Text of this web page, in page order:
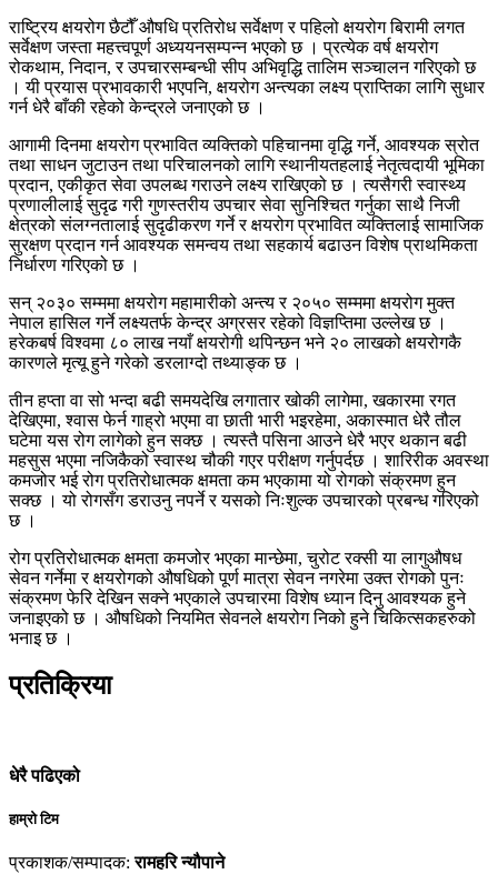
राष्ट्रिय क्षयरोग छैटौँ औषधि प्रतिरोध सर्वेक्षण र पहिलो क्षयरोग बिरामी लगत
सर्वेक्षण जस्ता महत्त्वपूर्ण अध्ययनसम्पन्न भएको छ । प्रत्येक वर्ष क्षयरोग
रोकथाम, निदान, र उपचारसम्बन्धी सीप अभिवृद्धि तालिम सञ्चालन गरिएको छ
। यी प्रयास प्रभावकारी भएपनि, क्षयरोग अन्त्यका लक्ष्य प्राप्तिका लागि सुधार
गर्न धेरै बाँकी रहेको केन्द्रले जनाएको छ ।
आगामी दिनमा क्षयरोग प्रभावित व्यक्तिको पहिचानमा वृद्धि गर्ने, आवश्यक स्रोत
तथा साधन जुटाउन तथा परिचालनको लागि स्थानीयतहलाई नेतृत्वदायी भूमिका
प्रदान, एकीकृत सेवा उपलब्ध गराउने लक्ष्य राखिएको छ । त्यसैगरी स्वास्थ्य
प्रणालीलाई सुदृढ गरी गुणस्तरीय उपचार सेवा सुनिश्चित गर्नुका साथै निजी
क्षेत्रको संलग्नतालाई सुदृढीकरण गर्ने र क्षयरोग प्रभावित व्यक्तिलाई सामाजिक
सुरक्षण प्रदान गर्न आवश्यक समन्वय तथा सहकार्य बढाउन विशेष प्राथमिकता
निर्धारण गरिएको छ ।
सन् २०३० सम्ममा क्षयरोग महामारीको अन्त्य र २०५० सम्ममा क्षयरोग मुक्त
नेपाल हासिल गर्ने लक्ष्यतर्फ केन्द्र अग्रसर रहेको विज्ञप्तिमा उल्लेख छ ।
हरेकबर्ष विश्वमा ८० लाख नयाँ क्षयरोगी थपिन्छन भने २० लाखको क्षयरोगकै
कारणले मृत्यू हुने गरेको डरलाग्दो तथ्याङ्क छ ।
तीन हप्ता वा सो भन्दा बढी समयदेखि लगातार खोकी लागेमा, खकारमा रगत
देखिएमा, श्वास फेर्न गाह्रो भएमा वा छाती भारी भइरहेमा, अकास्मात धेरै तौल
घटेमा यस रोग लागेको हुन सक्छ । त्यस्तै पसिना आउने धेरै भएर थकान बढी
महसुस भएमा नजिकैको स्वास्थ चौकी गएर परीक्षण गर्नुपर्दछ । शारिरीक अवस्था
कमजोर भई रोग प्रतिरोधात्मक क्षमता कम भएकामा यो रोगको संक्रमण हुन
सक्छ । यो रोगसँग डराउनु नपर्ने र यसको निःशुल्क उपचारको प्रबन्ध गरिएको
छ ।
रोग प्रतिरोधात्मक क्षमता कमजोर भएका मान्छेमा, चुरोट रक्सी या लागुऔषध
सेवन गर्नेमा र क्षयरोगको औषधिको पूर्ण मात्रा सेवन नगरेमा उक्त रोगको पुनः
संक्रमण फेरि देखिन सक्ने भएकाले उपचारमा विशेष ध्यान दिनु आवश्यक हुने
जनाइएको छ । औषधिको नियमित सेवनले क्षयरोग निको हुने चिकित्सकहरुको
भनाइ छ ।
प्रतिक्रिया
धेरै पढिएको
हाम्रो टिम
प्रकाशक/सम्पादक:रामहरि न्यौपाने